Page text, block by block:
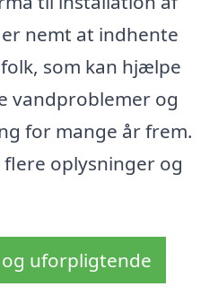
nemt at indhente
som kan hjælpe
vandproblemer og
for mange år frem.
oplysninger og
uforpligtende